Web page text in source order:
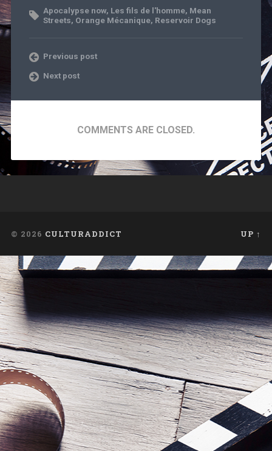
Apocalypse now, Les fils de l'homme, Mean
Streets, Orange Mécanique, Reservoir Dogs
Previous post
Next post
COMMENTS ARE CLOSED.
© 2026 CULTURADDICT UP ↑